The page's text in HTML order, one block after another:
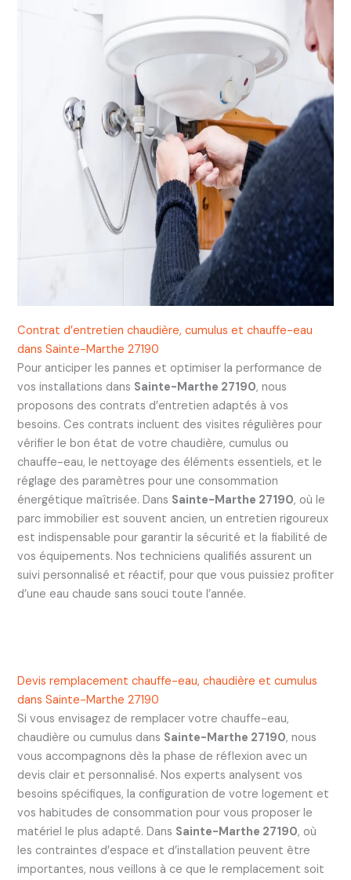
Contrat d’entretien chaudière, cumulus et chauffe-eau
dans Sainte-Marthe 27190
Pour anticiper les pannes et optimiser la performance de
vos installations dans Sainte-Marthe 27190, nous
proposons des contrats d’entretien adaptés à vos
besoins. Ces contrats incluent des visites régulières pour
vérifier le bon état de votre chaudière, cumulus ou
chauffe-eau, le nettoyage des éléments essentiels, et le
réglage des paramètres pour une consommation
énergétique maîtrisée. Dans Sainte-Marthe 27190, où le
parc immobilier est souvent ancien, un entretien rigoureux
est indispensable pour garantir la sécurité et la fiabilité de
vos équipements. Nos techniciens qualifiés assurent un
suivi personnalisé et réactif, pour que vous puissiez profiter
d’une eau chaude sans souci toute l’année.
Devis remplacement chauffe-eau, chaudière et cumulus
dans Sainte-Marthe 27190
Si vous envisagez de remplacer votre chauffe-eau,
chaudière ou cumulus dans Sainte-Marthe 27190, nous
vous accompagnons dès la phase de réflexion avec un
devis clair et personnalisé. Nos experts analysent vos
besoins spécifiques, la configuration de votre logement et
vos habitudes de consommation pour vous proposer le
matériel le plus adapté. Dans Sainte-Marthe 27190, où
les contraintes d’espace et d’installation peuvent être
importantes, nous veillons à ce que le remplacement soit